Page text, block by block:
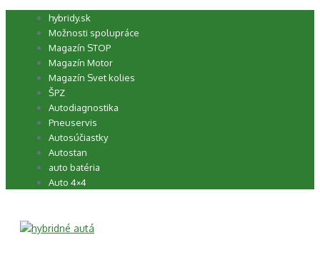
Preskočiť hybridy.sk
Možnosti spolupráce
Magazín STOP
Magazín Motor
Magazín Svet kolies
ŠPZ
Autodiagnostika
Pneuservis
Autosúčiastky
Autostan
auto batéria
Auto 4×4